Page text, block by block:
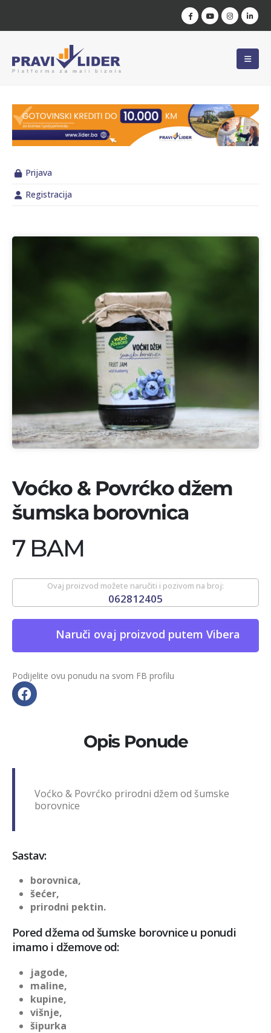
Prijava
Registracija
Voćko & Povrćko džem
šumska borovnica
7 BAM
Ovaj proizvod možete naručiti i pozivom na broj:
062812405
Naruči ovaj proizvod putem Vibera
Podijelite ovu ponudu na svom FB profilu
Opis Ponude
Voćko & Povrćko prirodni džem od šumske
borovnice
Sastav:
borovnica,
šećer,
prirodni pektin.
Pored džema od šumske borovnice u ponudi
imamo i džemove od:
jagode,
maline,
kupine,
višnje,
šipurka